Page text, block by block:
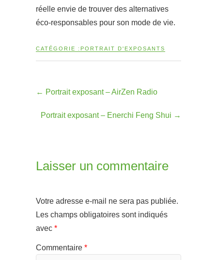
réelle envie de trouver des alternatives
éco-responsables pour son mode de vie.
CATÉGORIE : PORTRAIT D'EXPOSANTS
← Portrait exposant – AirZen Radio
Portrait exposant – Enerchi Feng Shui →
Laisser un commentaire
Votre adresse e-mail ne sera pas publiée.
Les champs obligatoires sont indiqués
avec *
Commentaire *